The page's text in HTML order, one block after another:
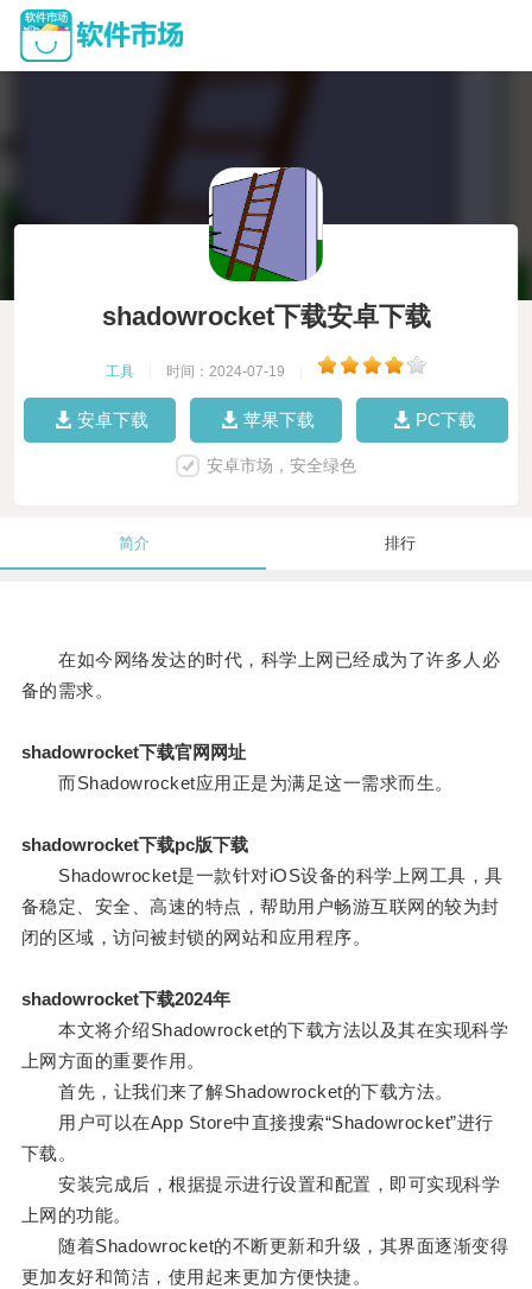
shadowrocket下载安卓下载
工具 时间：2024-07-19
安卓下载 苹果下载 PC下载
安卓市场，安全绿色
简介 排行
在如今网络发达的时代，科学上网已经成为了许多人必
备的需求。
shadowrocket下载官网网址
而Shadowrocket应用正是为满足这一需求而生。
shadowrocket下载pc版下载
Shadowrocket是一款针对iOS设备的科学上网工具，具
备稳定、安全、高速的特点，帮助用户畅游互联网的较为封
闭的区域，访问被封锁的网站和应用程序。
shadowrocket下载2024年
本文将介绍Shadowrocket的下载方法以及其在实现科学
上网方面的重要作用。
首先，让我们来了解Shadowrocket的下载方法。
用户可以在App Store中直接搜索“Shadowrocket”进行
下载。
安装完成后，根据提示进行设置和配置，即可实现科学
上网的功能。
随着Shadowrocket的不断更新和升级，其界面逐渐变得
更加友好和简洁，使用起来更加方便快捷。